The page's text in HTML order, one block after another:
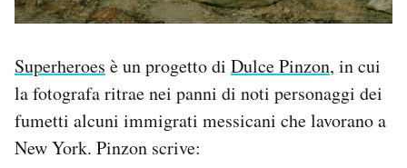
SHOP
CALENDARIO
AREA PERSONALE
Superheroes è un progetto di Dulce Pinzon, in cui
la fotografa ritrae nei panni di noti personaggi dei
fumetti alcuni immigrati messicani che lavorano a
New York. Pinzon scrive: